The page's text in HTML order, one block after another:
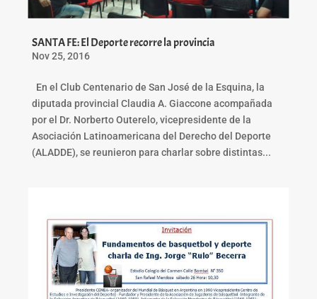
SANTA FE: El Deporte recorre la provincia
Nov 25, 2016
En el Club Centenario de San José de la Esquina, la
diputada provincial Claudia A. Giaccone acompañada
por el Dr. Norberto Outerelo, vicepresidente de la
Asociación Latinoamericana del Derecho del Deporte
(ALADDE), se reunieron para charlar sobre distintas...